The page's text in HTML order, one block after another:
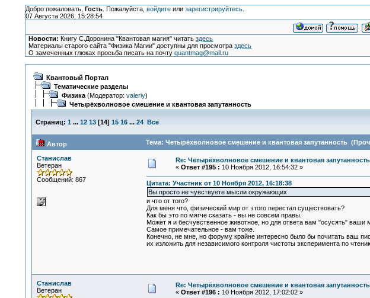
Добро пожаловать, Гость. Пожалуйста, войдитеили зарегистрируйтесь.
07 Августа 2026, 15:28:54
Новости: Книгу С.Доронина "Квантовая магия" читатьздесь
Материалы старого сайта "Физика Магии" доступны для просмотраздесь
О замеченных глюках просьба писать на почтуquantmag@mail.ru
Квантовый Портал
Тематические разделы
Физика(Модератор: valeriy)
Четырёхволновое смешение и квантовая запутанность
Страниц: 1 ... 12 13[14] 15 16 ... 24 Все
Автор Тема: Четырёхволновое смешение и квантовая запутанность
Станислав
Ветеран
Сообщений: 867
Re: Четырёхволновое смешение и квантовая запутанность
« Ответ #195 : 10 Ноября 2012, 16:54:32 »
Цитата: Участник от 10 Ноября 2012, 16:18:38
Вы просто не чувствуете мысли окружающих
и что от того?
Для меня что, физический мир от этого перестал существовать?
Как бы это по мягче сказать - вы не совсем правы.
Может я и бесчувственное животное, но для ответа вам "осусять"
Самое примечательное - вам тоже.
Конечно, не мне, но форуму крайне интересно было бы почитать ваш
их изложить для независимого контроля чистоты эксперимента по
Станислав
Ветеран
Re: Четырёхволновое смешение и квантовая запутанность
« Ответ #196 : 10 Ноября 2012, 17:02:02 »